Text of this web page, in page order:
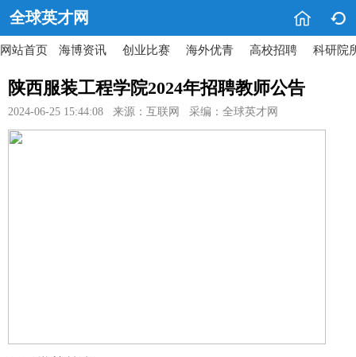
全球英才网  
网站首页 海博资讯 创业比赛 海外优青 高校招聘 科研院
陕西服装工程学院2024年招聘教师公告
2024-06-25 15:44:08 来源：互联网 采编：全球英才网